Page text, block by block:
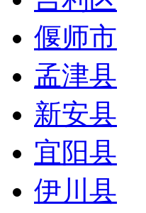
偃师市
孟津县
新安县
宜阳县
伊川县